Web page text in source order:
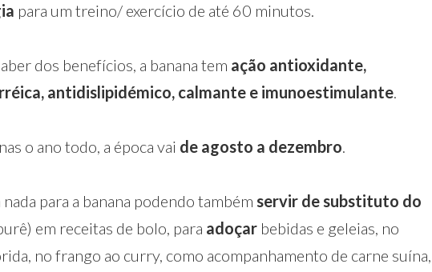
para um treino/ exercício de até 60 minutos.⁣
dos benefícios, a banana tem ação antioxidante,
antidislipidémico, calmante e imunoestimulante. ⁣
o ano todo, a época vai de agosto a dezembro.⁣
para a banana podendo também servir de substituto do
em receitas de bolo, para adoçar bebidas e geleias, no
no frango ao curry, como acompanhamento de carne suína,